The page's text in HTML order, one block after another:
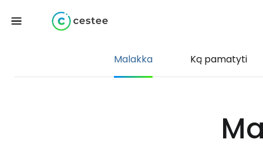
Malakka Ką pamatyti